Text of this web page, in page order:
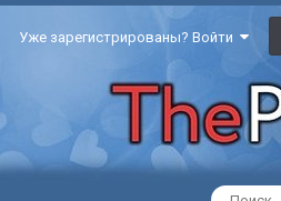
Уже зарегистрированы? Войти